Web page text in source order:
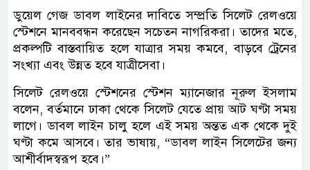
ডুয়েল গেজ ডাবল লাইনের দাবিতে সম্প্রতি সিলেট রেলওয়ে
স্টেশনে মানববন্ধন করেছেন সচেতন নাগরিকরা। তাদের মতে,
প্রকল্পটি বাস্তবায়িত হলে যাত্রার সময় কমবে, বাড়বে ট্রেনের
সংখ্যা এবং উন্নত হবে যাত্রীসেবা।
সিলেট রেলওয়ে স্টেশনের স্টেশন ম্যানেজার নূরুল ইসলাম
বলেন, বর্তমানে ঢাকা থেকে সিলেট যেতে প্রায় আট ঘণ্টা সময়
লাগে। ডাবল লাইন চালু হলে এই সময় অন্তত এক থেকে দুই
ঘণ্টা কমে আসবে। তার ভাষায়, “ডাবল লাইন সিলেটের জন্য
আশীর্বাদস্বরূপ হবে।”